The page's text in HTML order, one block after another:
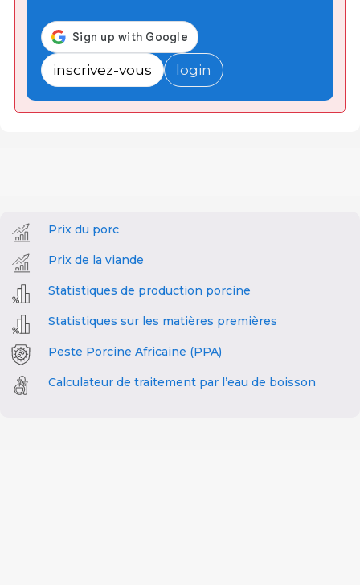
inscrivez-vous login
Prix du porc
Prix de la viande
Statistiques de production porcine
Statistiques sur les matières premières
Peste Porcine Africaine (PPA)
Calculateur de traitement par l’eau de boisson